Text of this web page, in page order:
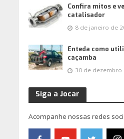
Confira mitos e
catalisador
8 de janeiro de
Enteda como
caçamba
30 de dezembro
Siga a Jocar
Acompanhe nossas redes